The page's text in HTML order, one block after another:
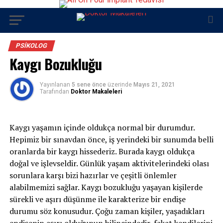
PSIKOLOG
Kaygı Bozukluğu
Yayınlanan 5 sene önce üzerinde Mayıs 21, 2021
Tarafından Doktor Makaleleri
Kaygı yaşamın içinde oldukça normal bir durumdur.
Hepimiz bir sınavdan önce, iş yerindeki bir sunumda belli
oranlarda bir kaygı hissederiz. Burada kaygı oldukça
doğal ve işlevseldir. Günlük yaşam aktivitelerindeki olası
sorunlara karşı bizi hazırlar ve çeşitli önlemler
alabilmemizi sağlar. Kaygı bozukluğu yaşayan kişilerde
sürekli ve aşırı düşünme ile karakterize bir endişe
durumu söz konusudur. Çoğu zaman kişiler, yaşadıkları